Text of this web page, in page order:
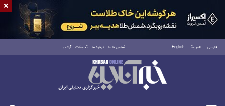
فارسی العربية English تماس با ما درباره ما تبلیغات آرشیو
دوشنبه ۱۹ مرداد ۱۴۰۵
×